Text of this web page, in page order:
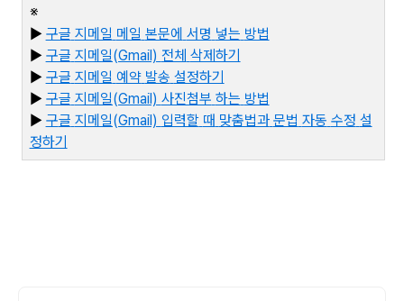
※
▶ 구글 지메일 메일 본문에 서명 넣는 방법
▶ 구글 지메일(Gmail) 전체 삭제하기
▶ 구글 지메일 예약 발송 설정하기
▶ 구글 지메일(Gmail) 사진첨부 하는 방법
▶ 구글 지메일(Gmail) 입력할 때 맞춤법과 문법 자동 수정 설
정하기